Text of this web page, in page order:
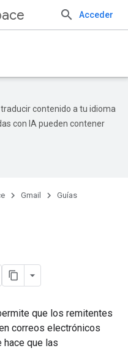
Acceder
contenido a tu idioma
con IA pueden contener
Gmail Guías
que los remitentes
correos electrónicos
hace que las